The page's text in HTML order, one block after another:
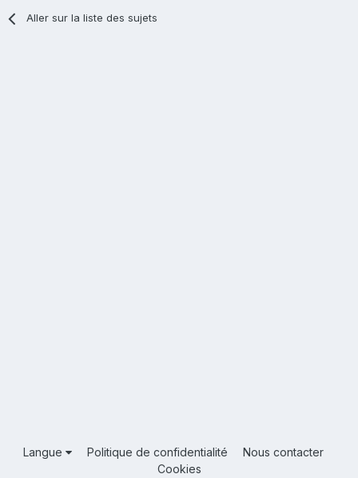
Aller sur la liste des sujets
Langue Politique de confidentialité
Nous contacter
Cookies